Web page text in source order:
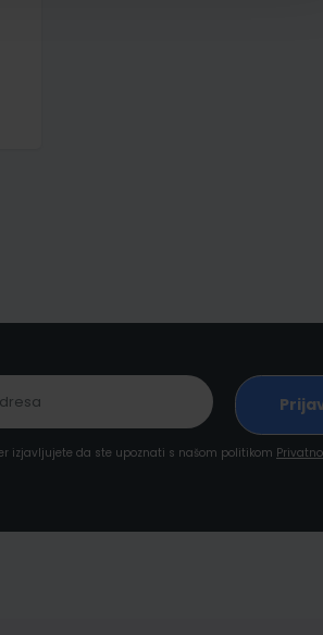
izjavljujete da ste upoznati s našom politikom